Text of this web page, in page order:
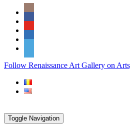
Skip
content
Social
Icons
PARTENER
Follow Renaissance Art Gallery on
Toggle Navigation